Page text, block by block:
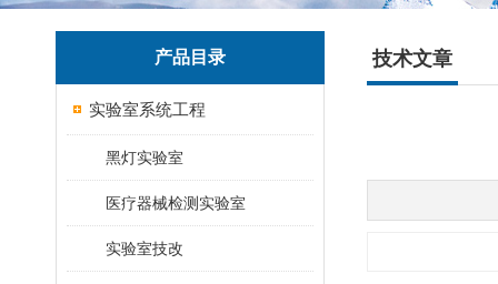
产品目录
实验室系统工程
黑灯实验室
医疗器械检测实验室
实验室技改
技术文章